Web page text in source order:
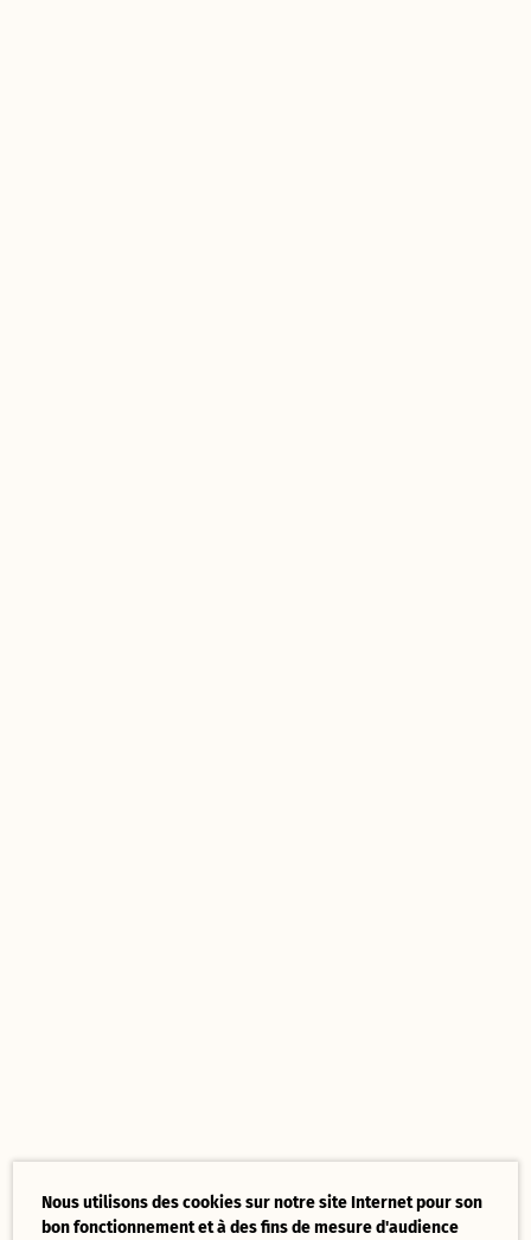
Nous utilisons des cookies sur notre site Internet pour son
bon fonctionnement et à des fins de mesure d'audience